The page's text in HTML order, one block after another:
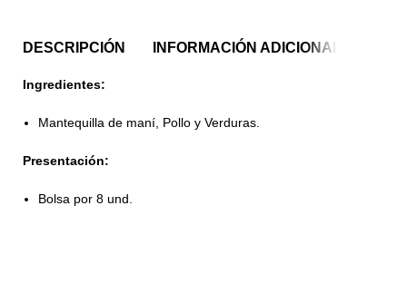
DESCRIPCIÓN INFORMACIÓN ADICIONAL
Ingredientes:
Mantequilla de maní, Pollo y Verduras.
Presentación:
Bolsa por 8 und.